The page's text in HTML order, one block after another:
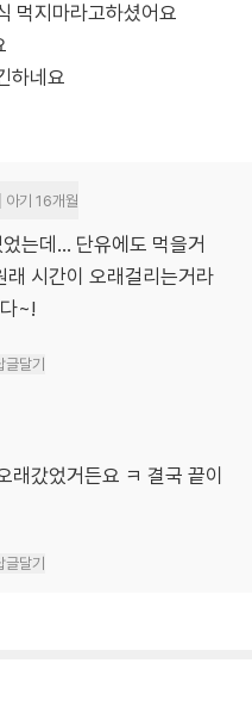
먹지마라고하셨어요
하네요
아기 16개월
는데... 단유에도 먹을거
래 시간이 오래걸리는거라
~!
글달기
래갔었거든요 ㅋ 결국 끝이
글달기